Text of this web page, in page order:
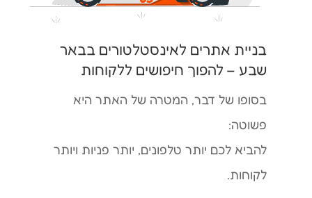
בניית אתרים לאינסטלטורים בבאר
שבע – להפוך חיפושים ללקוחות
בסופו של דבר, המטרה של האתר היא
פשוטה:
להביא לכם יותר טלפונים, יותר פניות ויותר
לקוחות.